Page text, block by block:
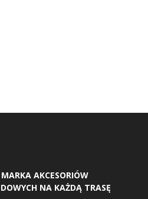
AKCESORIÓW
NA KAŻDĄ TRASĘ